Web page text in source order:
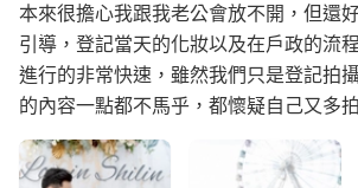
本來很擔心我跟我老公會放不開，但還
引導，登記當天的化妝以及在戶政的流
進行的非常快速，雖然我們只是登記拍
的內容一點都不馬乎，都懷疑自己又多